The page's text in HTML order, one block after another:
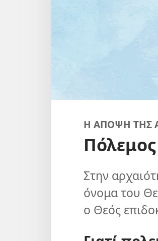
Η ΑΠΟΨΗ ΤΗΣ
Πόλεμος
Στην
όνομα του
ο Θεός